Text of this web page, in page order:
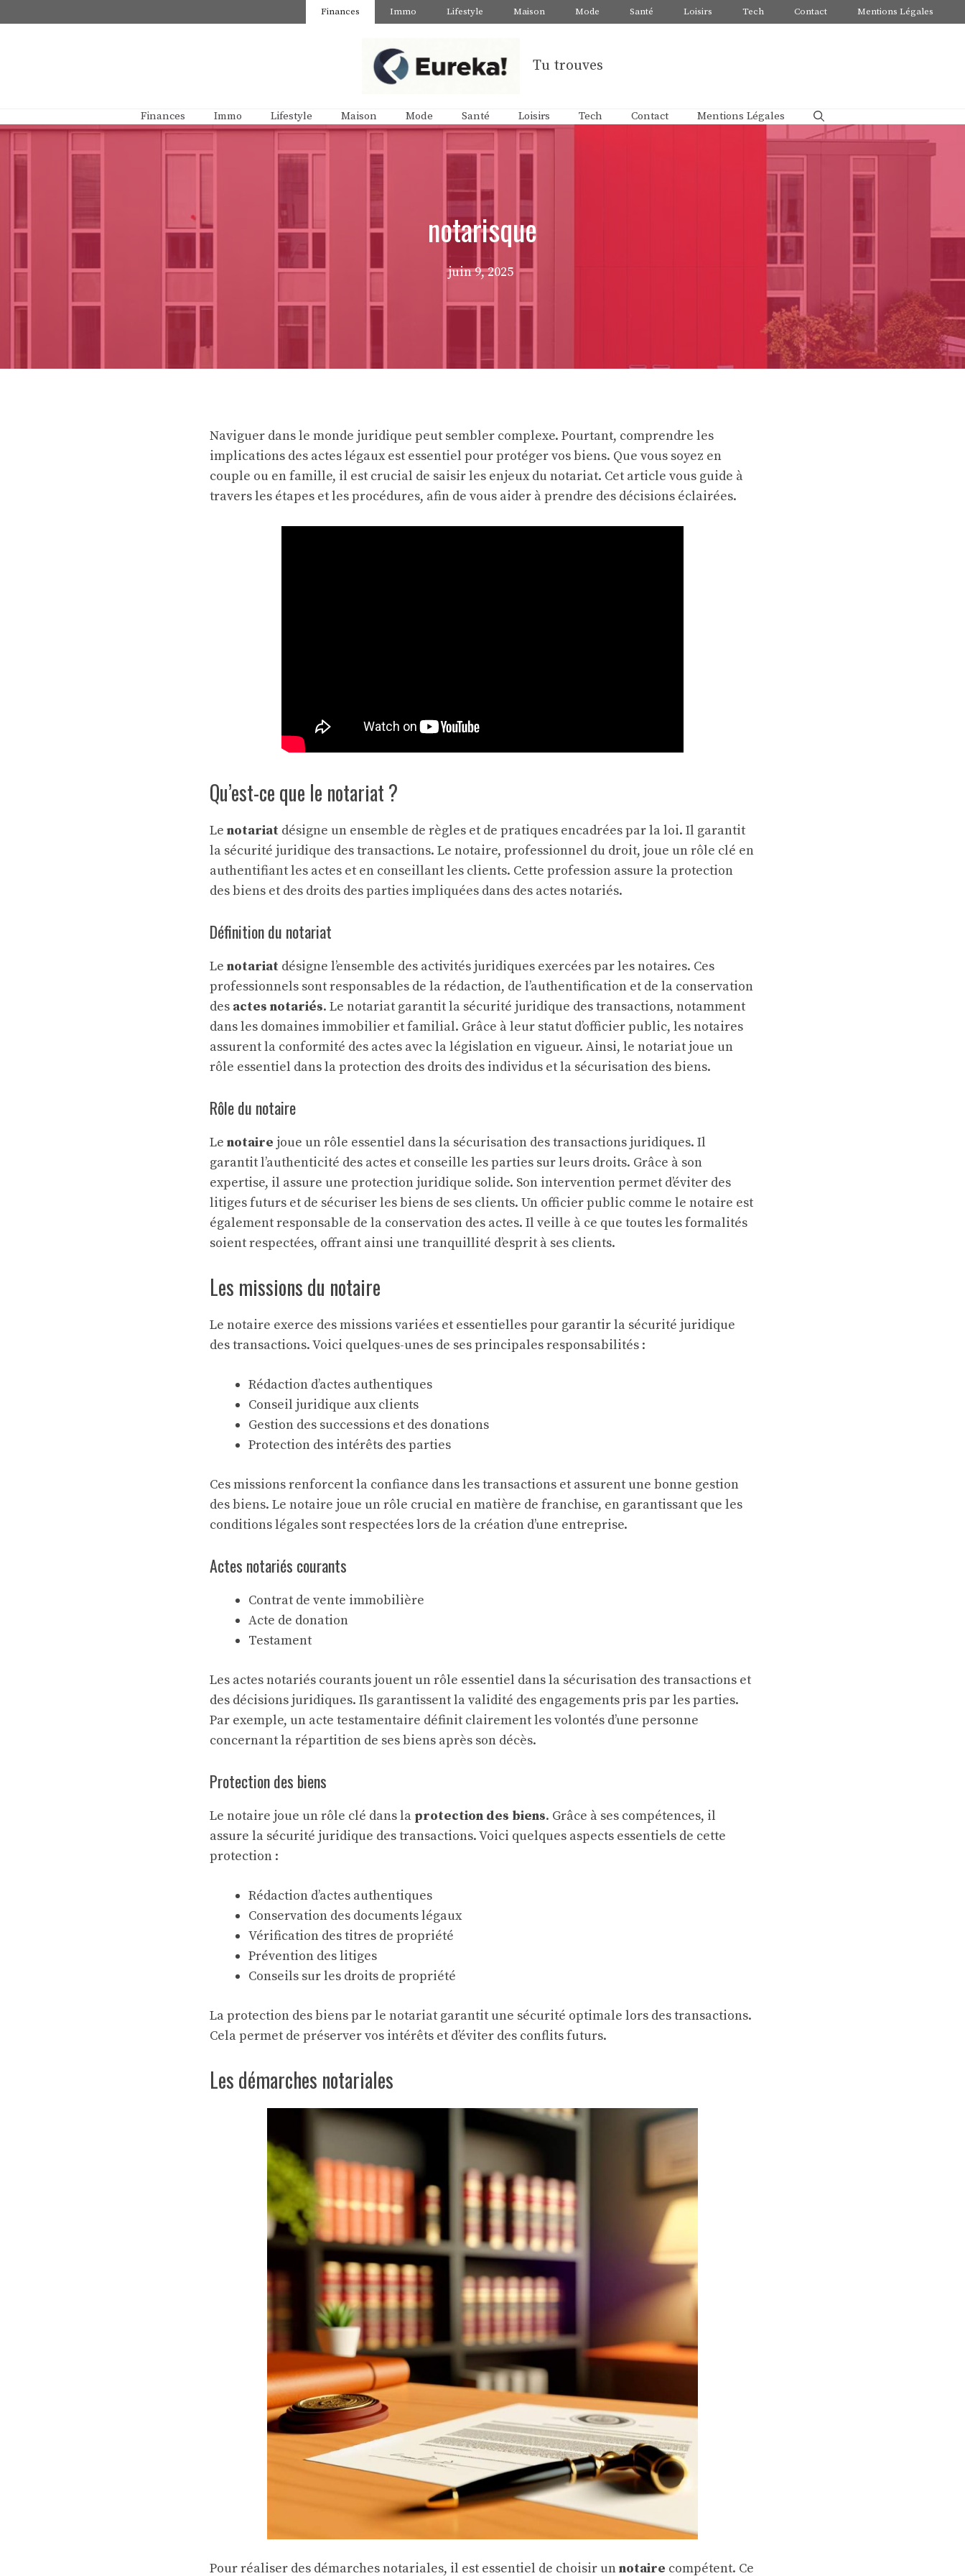
au
Finances Immo Lifestyle Maison Mode Santé Loisirs Tech Contact Mentions Légales
Tu trouves
Finances Immo Lifestyle Maison Mode Santé Loisirs Tech Contact Mentions Légales
notarisque
juin 9, 2025
Naviguer dans le monde juridique peut sembler complexe. Pourtant, comprendre les
implications des actes légaux est essentiel pour protéger vos biens. Que vous soyez en
couple ou en famille, il est crucial de saisir les enjeux du notariat. Cet article vous guide à
travers les étapes et les procédures, afin de vous aider à prendre des décisions éclairées.
Qu’est-ce que le notariat ?
Le notariat désigne un ensemble de règles et de pratiques encadrées par la loi. Il garantit
la sécurité juridique des transactions. Le notaire, professionnel du droit, joue un rôle clé en
authentifiant les actes et en conseillant les clients. Cette profession assure la protection
des biens et des droits des parties impliquées dans des actes notariés.
Définition du notariat
Le notariat désigne l’ensemble des activités juridiques exercées par les notaires. Ces
professionnels sont responsables de la rédaction, de l’authentification et de la conservation
des actes notariés. Le notariat garantit la sécurité juridique des transactions, notamment
dans les domaines immobilier et familial. Grâce à leur statut d’officier public, les notaires
assurent la conformité des actes avec la législation en vigueur. Ainsi, le notariat joue un
rôle essentiel dans la protection des droits des individus et la sécurisation des biens.
Rôle du notaire
Le notaire joue un rôle essentiel dans la sécurisation des transactions juridiques. Il
garantit l’authenticité des actes et conseille les parties sur leurs droits. Grâce à son
expertise, il assure une protection juridique solide. Son intervention permet d’éviter des
litiges futurs et de sécuriser les biens de ses clients. Un officier public comme le notaire est
également responsable de la conservation des actes. Il veille à ce que toutes les formalités
soient respectées, offrant ainsi une tranquillité d’esprit à ses clients.
Les missions du notaire
Le notaire exerce des missions variées et essentielles pour garantir la sécurité juridique
des transactions. Voici quelques-unes de ses principales responsabilités :
Rédaction d’actes authentiques
Conseil juridique aux clients
Gestion des successions et des donations
Protection des intérêts des parties
Ces missions renforcent la confiance dans les transactions et assurent une bonne gestion
des biens. Le notaire joue un rôle crucial en matière de franchise, en garantissant que les
conditions légales sont respectées lors de la création d’une entreprise.
Actes notariés courants
Contrat de vente immobilière
Acte de donation
Testament
Les actes notariés courants jouent un rôle essentiel dans la sécurisation des transactions et
des décisions juridiques. Ils garantissent la validité des engagements pris par les parties.
Par exemple, un acte testamentaire définit clairement les volontés d’une personne
concernant la répartition de ses biens après son décès.
Protection des biens
Le notaire joue un rôle clé dans la protection des biens. Grâce à ses compétences, il
assure la sécurité juridique des transactions. Voici quelques aspects essentiels de cette
protection :
Rédaction d’actes authentiques
Conservation des documents légaux
Vérification des titres de propriété
Prévention des litiges
Conseils sur les droits de propriété
La protection des biens par le notariat garantit une sécurité optimale lors des transactions.
Cela permet de préserver vos intérêts et d’éviter des conflits futurs.
Les démarches notariales
Pour réaliser des démarches notariales, il est essentiel de choisir unnotaire compétent. Ce